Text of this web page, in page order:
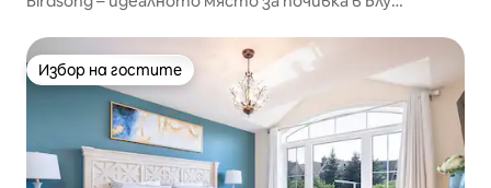
Избор на гостите
Избор на гостите